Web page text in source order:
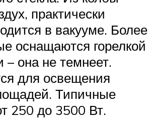
практически
в вакууме. Более
оснащаются горелкой
– она не темнеет.
для освещения
Типичные
250 до 3500 Вт.